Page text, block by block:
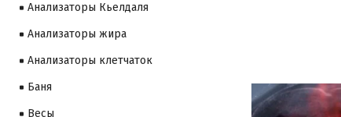
Анализаторы Кьелдаля
Анализаторы жира
Анализаторы клетчаток
Баня
Весы